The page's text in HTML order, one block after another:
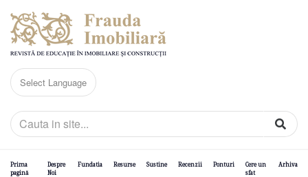
Prima
pagină
Despre
Noi
Fundatia Resurse Sustine Recenzii Ponturi
Cere un
sfat
Arhiva